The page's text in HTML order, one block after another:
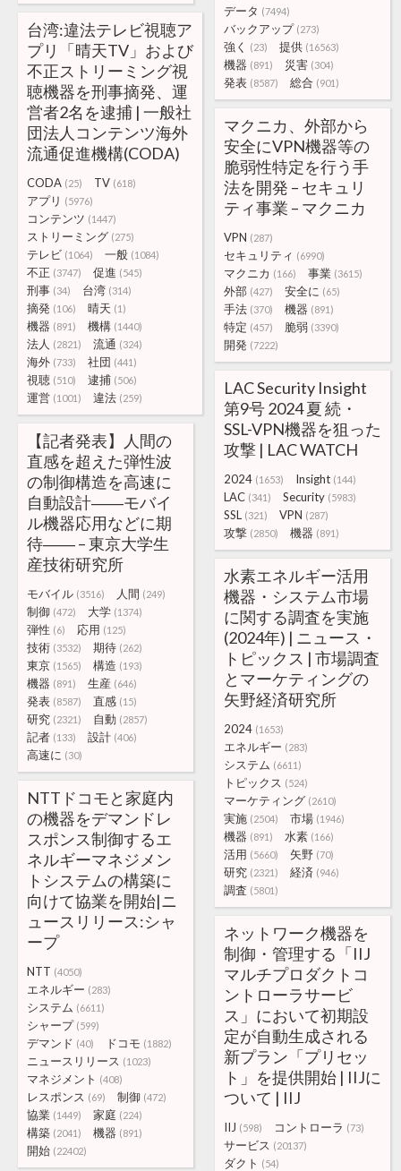
データ (7494)
バックアップ (273)
強く (23) 提供 (16563)
機器 (891) 災害 (304)
発表 (8587) 総合 (901)
台湾:違法テレビ視聴ア
プリ「晴天TV」および
不正ストリーミング視
聴機器を刑事摘発、運
営者2名を逮捕 | 一般社
団法人コンテンツ海外
流通促進機構(CODA)
CODA (25) TV (618)
アプリ (5976)
コンテンツ (1447)
ストリーミング (275)
テレビ (1064) 一般 (1084)
不正 (3747) 促進 (545)
刑事 (34) 台湾 (314)
摘発 (106) 晴天 (1)
機器 (891) 機構 (1440)
法人 (2821) 流通 (324)
海外 (733) 社団 (441)
視聴 (510) 逮捕 (506)
運営 (1001) 違法 (259)
マクニカ、外部から
安全にVPN機器等の
脆弱性特定を行う手
法を開発 – セキュリ
ティ事業 – マクニカ
VPN (287)
セキュリティ (6990)
マクニカ (166) 事業 (3615)
外部 (427) 安全に (65)
手法 (370) 機器 (891)
特定 (457) 脆弱 (3390)
開発 (7222)
LAC Security Insight
第9号 2024 夏 続・
SSL-VPN機器を狙った
攻撃 | LAC WATCH
2024 (1653) Insight (144)
LAC (341) Security (5983)
SSL (321) VPN (287)
攻撃 (2850) 機器 (891)
【記者発表】人間の
直感を超えた弾性波
の制御構造を高速に
自動設計――モバイ
ル機器応用などに期
待―― – 東京大学生
産技術研究所
モバイル (3516) 人間 (249)
制御 (472) 大学 (1374)
弾性 (6) 応用 (125)
技術 (3532) 期待 (262)
東京 (1565) 構造 (193)
機器 (891) 生産 (646)
発表 (8587) 直感 (15)
研究 (2321) 自動 (2857)
記者 (133) 設計 (406)
高速に (30)
水素エネルギー活用
機器・システム市場
に関する調査を実施
(2024年) | ニュース・
トピックス | 市場調査
とマーケティングの
矢野経済研究所
2024 (1653)
エネルギー (283)
システム (6611)
トピックス (524)
マーケティング (2610)
実施 (2504) 市場 (1946)
機器 (891) 水素 (166)
活用 (5660) 矢野 (70)
研究 (2321) 経済 (946)
調査 (5801)
NTTドコモと家庭内
の機器をデマンドレ
スポンス制御するエ
ネルギーマネジメン
トシステムの構築に
向けて協業を開始|ニ
ュースリリース:シャ
ープ
NTT (4050)
エネルギー (283)
システム (6611)
シャープ (599)
デマンド (40) ドコモ (1882)
ニュースリリース (1023)
マネジメント (408)
レスポンス (69) 制御 (472)
協業 (1449) 家庭 (224)
構築 (2041) 機器 (891)
開始 (22402)
ネットワーク機器を
制御・管理する「IIJ
マルチプロダクトコ
ントローラサービ
ス」において初期設
定が自動生成される
新プラン「プリセッ
ト」を提供開始 | IIJに
ついて | IIJ
IIJ (598) コントローラ (73)
サービス (20137)
ダクト (54)